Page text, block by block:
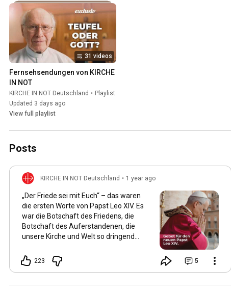
31 videos
Fernsehsendungen von KIRCHE
IN NOT
KIRCHE IN NOT Deutschland • Playlist
Updated 3 days ago
View full playlist
Posts
KIRCHE IN NOT Deutschland • 1 year ago
„Der Friede sei mit Euch“ – das waren
die ersten Worte von Papst Leo XIV. Es
war die Botschaft des Friedens, die
Botschaft des Auferstandenen, die
unsere Kirche und Welt so dringend
Projektpartner. Wir konnten während
seiner Amtszeit als Bischof von
2023 zahlreiche Projekte in seiner
223 5